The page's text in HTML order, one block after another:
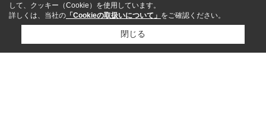
して、クッキー（Cookie）を使用しています。
詳しくは、当社の 「Cookieの取扱いについて」 をご確認ください。
閉じる